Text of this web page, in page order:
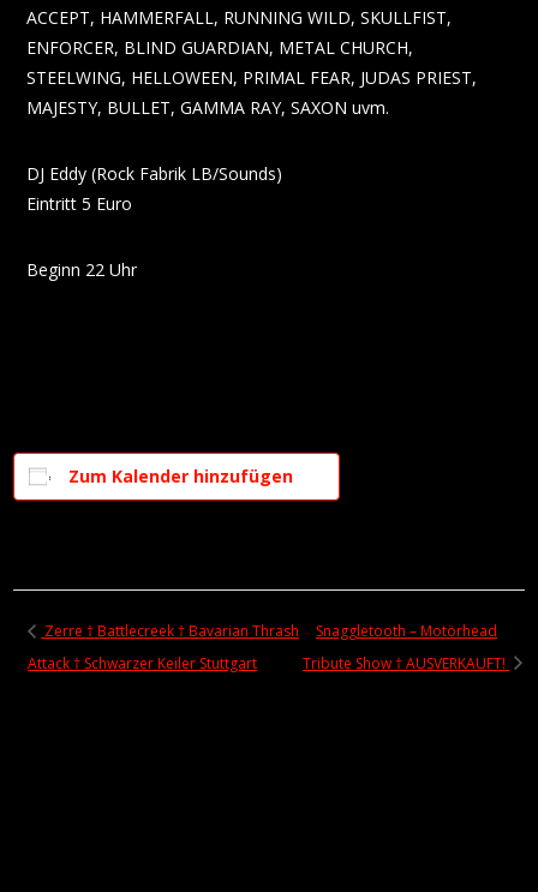
ACCEPT, HAMMERFALL, RUNNING WILD, SKULLFIST,
ENFORCER, BLIND GUARDIAN, METAL CHURCH,
STEELWING, HELLOWEEN, PRIMAL FEAR, JUDAS PRIEST,
MAJESTY, BULLET, GAMMA RAY, SAXON uvm.
DJ Eddy (Rock Fabrik LB/Sounds)
Eintritt 5 Euro
Beginn 22 Uhr
Zum Kalender hinzufügen
Zerre † Battlecreek † Bavarian Thrash
Attack † Schwarzer Keiler Stuttgart
Snaggletooth – Motörhead
Tribute Show † AUSVERKAUFT!